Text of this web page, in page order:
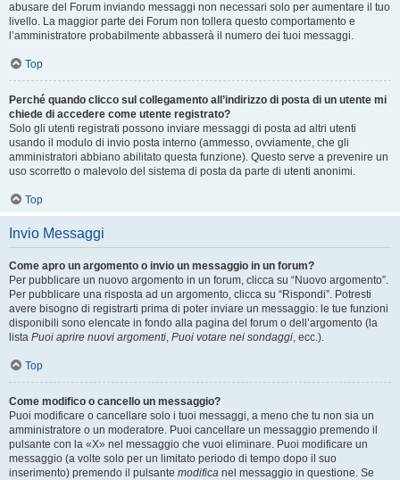
abusare del Forum inviando messaggi non necessari solo per aumentare il tuo
livello. La maggior parte dei Forum non tollera questo comportamento e
l’amministratore probabilmente abbasserà il numero dei tuoi messaggi.
Top
Perché quando clicco sul collegamento all’indirizzo di posta di un utente mi
chiede di accedere come utente registrato?
Solo gli utenti registrati possono inviare messaggi di posta ad altri utenti
usando il modulo di invio posta interno (ammesso, ovviamente, che gli
amministratori abbiano abilitato questa funzione). Questo serve a prevenire un
uso scorretto o malevolo del sistema di posta da parte di utenti anonimi.
Top
Invio Messaggi
Come apro un argomento o invio un messaggio in un forum?
Per pubblicare un nuovo argomento in un forum, clicca su “Nuovo argomento”.
Per pubblicare una risposta ad un argomento, clicca su “Rispondi”. Potresti
avere bisogno di registrarti prima di poter inviare un messaggio: le tue funzioni
disponibili sono elencate in fondo alla pagina del forum o dell’argomento (la
lista Puoi aprire nuovi argomenti, Puoi votare nei sondaggi, ecc.).
Top
Come modifico o cancello un messaggio?
Puoi modificare o cancellare solo i tuoi messaggi, a meno che tu non sia un
amministratore o un moderatore. Puoi cancellare un messaggio premendo il
pulsante con la «X» nel messaggio che vuoi eliminare. Puoi modificare un
messaggio (a volte solo per un limitato periodo di tempo dopo il suo
inserimento) premendo il pulsante modifica nel messaggio in questione. Se